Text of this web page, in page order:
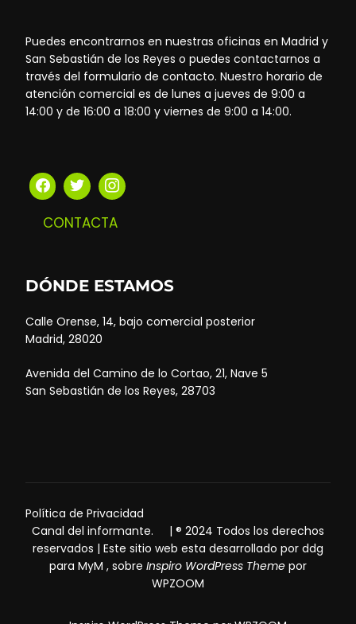
Puedes encontrarnos en nuestras oficinas en Madrid y
San Sebastián de los Reyes o puedes contactarnos a
través del formulario de contacto. Nuestro horario de
atención comercial es de lunes a jueves de 9:00 a
14:00 y de 16:00 a 18:00 y viernes de 9:00 a 14:00.
CONTACTA
DÓNDE ESTAMOS
Calle Orense, 14, bajo comercial posterior
Madrid, 28020
Avenida del Camino de lo Cortao, 21, Nave 5
San Sebastián de los Reyes, 28703
Política de Privacidad
Canal del informante.
| ® 2024 Todos los derechos
reservados | Este sitio web esta desarrollado por ddg
para MyM , sobre Inspiro WordPress Theme por
WPZOOM